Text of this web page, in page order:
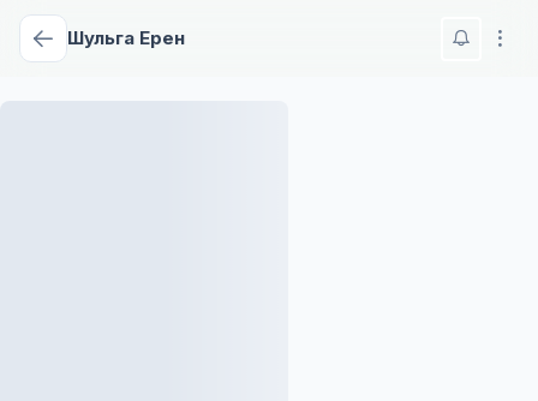
Шульга Ерен